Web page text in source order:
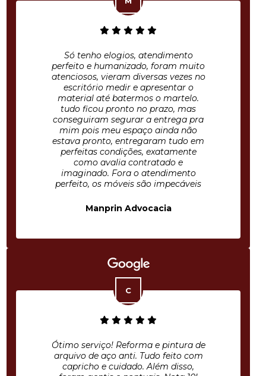
Só tenho elogios, atendimento
perfeito e humanizado, foram muito
atenciosos, vieram diversas vezes no
escritório medir e apresentar o
material até batermos o martelo.
tudo ficou pronto no prazo, mas
conseguiram segurar a entrega pra
mim pois meu espaço ainda não
estava pronto, entregaram tudo em
perfeitas condições, exatamente
como avalia contratado e
imaginado. Fora o atendimento
perfeito, os móveis são impecáveis
Manprin Advocacia
Ótimo serviço! Reforma e pintura de
arquivo de aço anti. Tudo feito com
capricho e cuidado. Além disso,